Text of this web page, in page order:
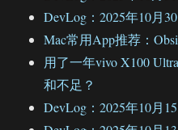
DevLog：2025年10月
Mac常用App推荐：
用了一年vivo X100
和不足？
DevLog：2025年10月